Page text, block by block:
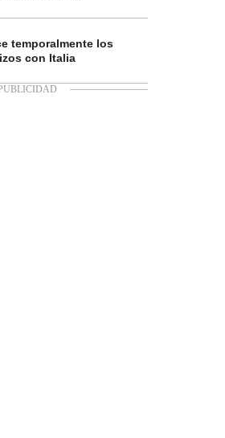
temporalmente los
con Italia